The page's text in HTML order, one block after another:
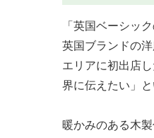
「英国ベーシッ
英国ブランドの
エリアに初出店
界に伝えたい」
暖かみのある木